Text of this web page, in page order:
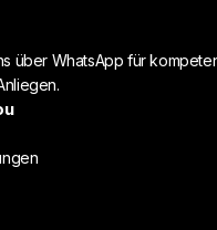
über WhatsApp für